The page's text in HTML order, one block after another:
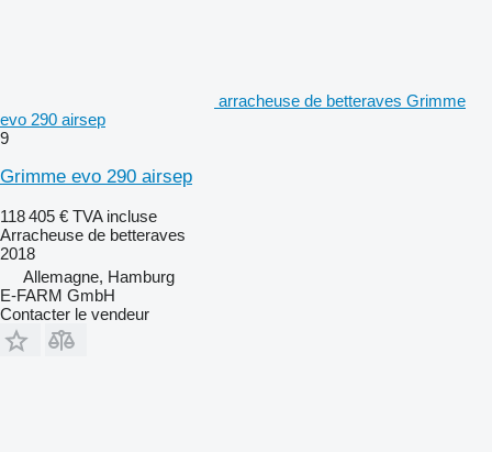
arracheuse de betteraves Grimme
evo 290 airsep
9
Grimme evo 290 airsep
118 405 € TVA incluse
Arracheuse de betteraves
2018
Allemagne, Hamburg
E-FARM GmbH
Contacter le vendeur